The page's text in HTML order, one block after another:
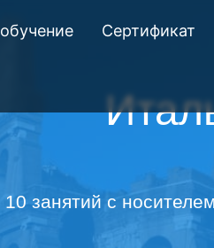
Сертификат
10 занятий с